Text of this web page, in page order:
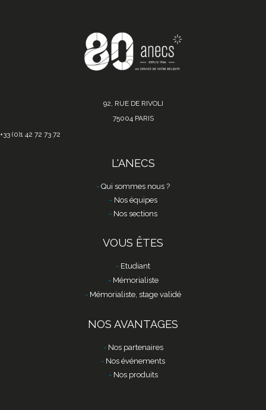
92, RUE DE RIVOLI
75004 PARIS
+33 (0)1 42 72 73 72
L'ANECS
Qui sommes nous ?
Nos équipes
Nos sections
VOUS ÊTES
Etudiant
Mémorialiste
Mémorialiste, stage validé
NOS AVANTAGES
Nos partenaires
Nos événements
Nos produits